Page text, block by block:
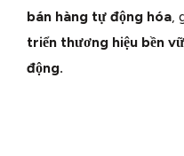
bán hàng tự động hóa
triển thương hiệu bền
động.